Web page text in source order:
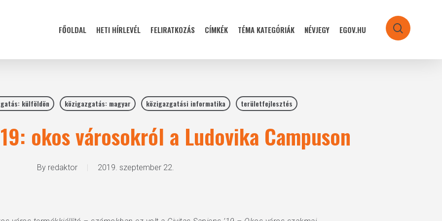
FŐOLDAL HETI HÍRLEVÉL FELIRATKOZÁS CÍMKÉK TÉMA KATEGÓRIÁK NÉVJEGY EGOV.HU search
külföldön közigazgatás: magyar közigazgatási informatika területfejlesztés
okos városokról a Ludovika Campuson
By redaktor 2019. szeptember 22.